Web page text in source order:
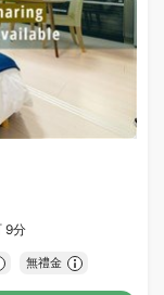
9分
無禮金